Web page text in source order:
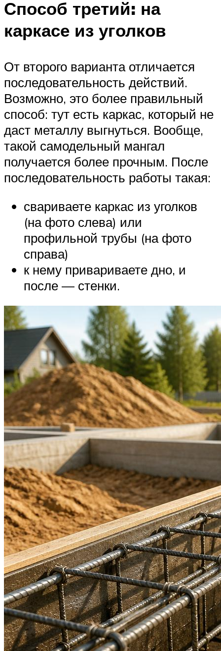
Способ третий: на
каркасе из уголков
От второго варианта отличается
последовательность действий.
Возможно, это более правильный
способ: тут есть каркас, который не
даст металлу выгнуться. Вообще,
такой самодельный мангал
получается более прочным. После
последовательность работы такая:
свариваете каркас из уголков
(на фото слева) или
профильной трубы (на фото
справа)
к нему привариваете дно, и
после — стенки.